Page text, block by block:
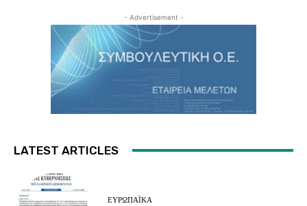
- Advertisement -
LATEST ARTICLES
ΕΥΡΩΠΑΪΚΆ